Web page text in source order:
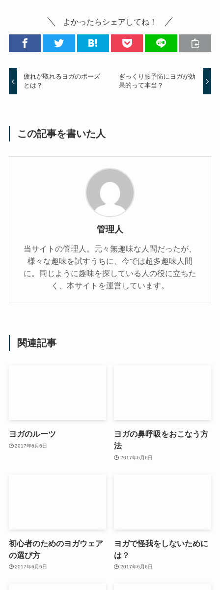
よかったらシェアしてね！
疲れが取れるヨガのポーズ
とは？
ぎっくり腰予防にヨガが効
果的って本当？
この記事を書いた人
管理人
当サイトの管理人。元々無趣味な人間だったが、
様々な趣味を試すうちに、今では超多趣味人間
に。同じように趣味を探している人の役に立ちた
く、本サイトを運営しています。
関連記事
ヨガのルーツ
2017年6月6日
ヨガの鼻呼吸をおこなう方
法
2017年6月6日
初心者のためのヨガウェア
の選び方
2017年6月6日
ヨガで怪我をしないために
は？
2017年6月6日